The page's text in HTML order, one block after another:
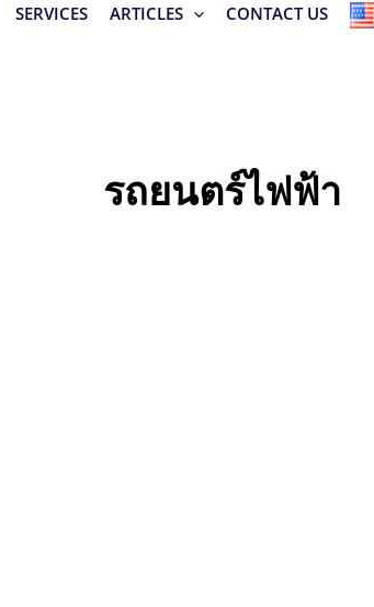
SERVICES ARTICLES CONTACT US
รถยนตร์ไฟฟ้า